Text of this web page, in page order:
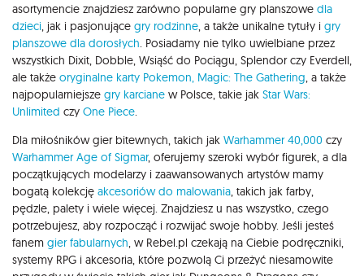
asortymencie znajdziesz zarówno popularne gry planszowe dla
dzieci, jak i pasjonujące gry rodzinne, a także unikalne tytuły i gry
planszowe dla dorosłych. Posiadamy nie tylko uwielbiane przez
wszystkich Dixit, Dobble, Wsiąść do Pociągu, Splendor czy Everdell,
ale także oryginalne karty Pokemon, Magic: The Gathering, a także
najpopularniejsze gry karciane w Polsce, takie jak Star Wars:
Unlimited czy One Piece.
Dla miłośników gier bitewnych, takich jak Warhammer 40,000 czy
Warhammer Age of Sigmar, oferujemy szeroki wybór figurek, a dla
początkujących modelarzy i zaawansowanych artystów mamy
bogatą kolekcję akcesoriów do malowania, takich jak farby,
pędzle, palety i wiele więcej. Znajdziesz u nas wszystko, czego
potrzebujesz, aby rozpocząć i rozwijać swoje hobby. Jeśli jesteś
fanem gier fabularnych, w Rebel.pl czekają na Ciebie podręczniki,
systemy RPG i akcesoria, które pozwolą Ci przeżyć niesamowite